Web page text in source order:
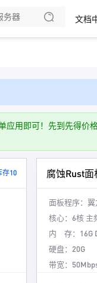
文档
用即可！先到先得价
存10 腐蚀Rust面
面板程序：
核心： 6核 主
内 存： 16G
硬盘： 20G
带宽：